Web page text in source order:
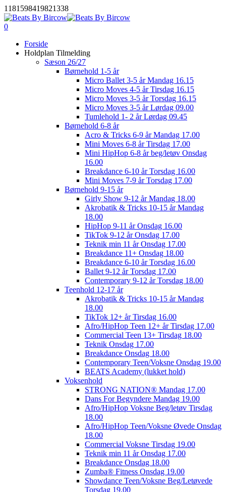
1181598419821338Skip
to
0
Forside
Holdplan Tilmelding
Sæson 26/27
Børnehold 1-5 år
Micro Ballet 3-5 år Mandag 16.15
Micro Moves 4-5 år Tirsdag 16.15
Micro Moves 3-5 år Torsdag 16.15
Micro Moves 3-5 år Lørdag 09.00
Tumlehold 1- 2 år Lørdag 09.45
Børnehold 6-8 år
Acro & Tricks 6-9 år Mandag 17.00
Mini Moves 6-8 år Tirsdag 17.00
Mini HipHop 6-8 år beg/letøv Onsdag
16.00
Breakdance 6-10 år Torsdag 16.00
Mini Moves 7-9 år Torsdag 17.00
Børnehold 9-15 år
Girly Show 9-12 år Mandag 18.00
Akrobatik & Tricks 10-15 år Mandag
18.00
HipHop 9-11 år Onsdag 16.00
TikTok 9-12 år Onsdag 17.00
Teknik min 11 år Onsdag 17.00
Breakdance 11+ Onsdag 18.00
Breakdance 6-10 år Torsdag 16.00
Ballet 9-12 år Torsdag 17.00
Contemporary 9-12 år Torsdag 18.00
Teenhold 12-17 år
Akrobatik & Tricks 10-15 år Mandag
18.00
TikTok 12+ år Tirsdag 16.00
Afro/HipHop Teen 12+ år Tirsdag 17.00
Commercial Teen 13+ Tirsdag 18.00
Teknik Onsdag 17.00
Breakdance Onsdag 18.00
Contemporary Teen/Voksne Onsdag 19.00
BEATS Academy (lukket hold)
Voksenhold
STRONG NATION® Mandag 17.00
Dans For Begyndere Mandag 19.00
Afro/HipHop Voksne Beg/letøv Tirsdag
18.00
Afro/HipHop Teen/Voksne Øvede Onsdag
18.00
Commercial Voksne Tirsdag 19.00
Teknik min 11 år Onsdag 17.00
Breakdance Onsdag 18.00
Zumba® Fitness Onsdag 19.00
Showdance Teen/Voksne Beg/Letøvede
Torsdag 19.00